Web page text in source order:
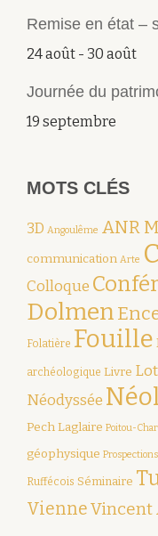
Remise en état –
24 août - 30 août
Journée du
19 septembre
MOTS CLÉS
3D Angoulême ANR
communication Arte
Colloque
Dolmen
Folatière Fouille
archéologique Livre Lot
Néodyssée
Pech Laglaire Poitou-
géophysique Prospections
Ruffécois Séminaire
VienneVincent